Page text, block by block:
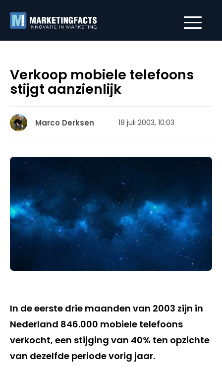
Verkoop mobiele telefoons
stijgt aanzienlijk
Marco Derksen 18 juli 2003, 10:03
In de eerste drie maanden van 2003 zijn in
Nederland 846.000 mobiele telefoons
verkocht, een stijging van 40% ten opzichte
van dezelfde periode vorig jaar.